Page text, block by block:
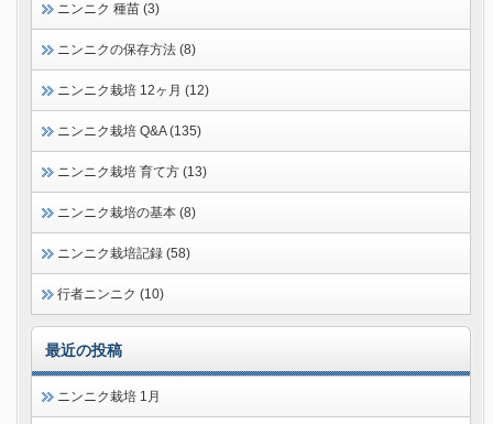
ニンニク 種苗 (3)
ニンニクの保存方法 (8)
ニンニク栽培 12ヶ月 (12)
ニンニク栽培 Q&A (135)
ニンニク栽培 育て方 (13)
ニンニク栽培の基本 (8)
ニンニク栽培記録 (58)
行者ニンニク (10)
最近の投稿
ニンニク栽培 1月